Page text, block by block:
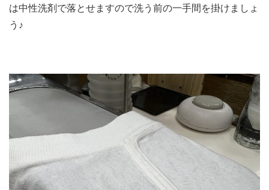
は中性洗剤で落とせますので洗う前の一手間を掛けましょ
う♪